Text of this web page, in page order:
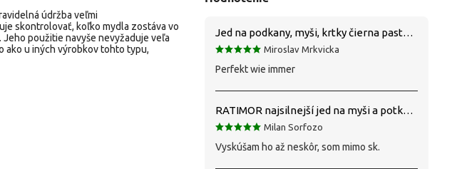
Jed na podkany, myši, krtky čierna pasta silná 1 kg VYPR
Miroslav Mrkvicka
Perfekt wie immer
RATIMOR najsilnejší jed na myši a potkany
Milan Sorfozo
Vyskúšam ho až neskôr, som mimo sk.
údržba veľmi
skontrolovať, koľko mydla zostáva vo
použitie navyše nevyžaduje veľa
ako u iných výrobkov tohto typu,